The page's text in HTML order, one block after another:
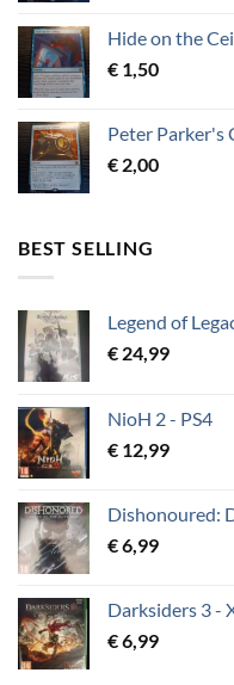
Hide on the
€ 1,50
Peter Parker's
€ 2,00
BEST SELLING
Legend of
€ 24,99
NioH 2 - PS4
€ 12,99
Dishonoured:
€6,99
Darksiders 3 -
€6,99